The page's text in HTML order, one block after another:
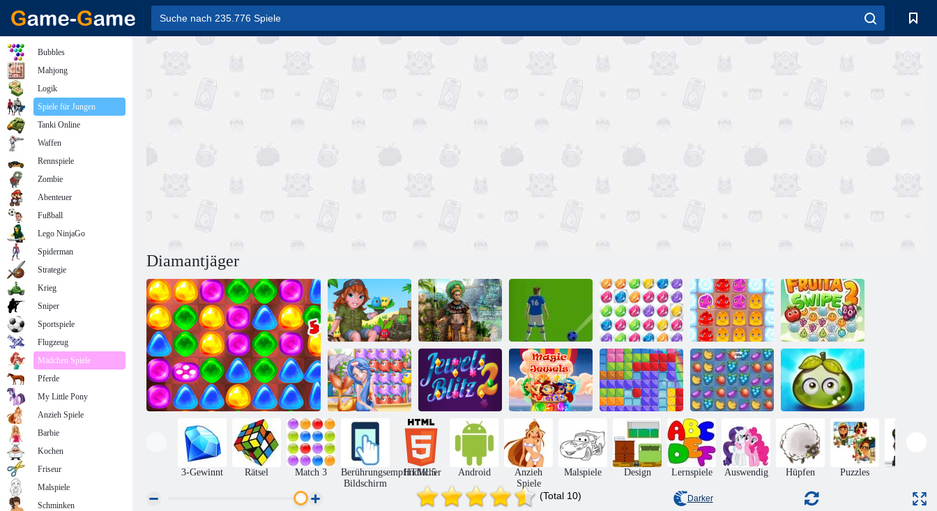
Diamantjäger
Tabby -Insel
Schätze von
Montezuma 2
Bubbles: der
Fußball
Juwelblasen 3 Puddingland 2 Fruita Swipe 2
Seemann Pop Juwelen Blitz 2
Magische
Juwelen
Gummiblöcke Fruita Crush
Abenteuer
saftigen Beeren
3-Gewinnt Rätsel Match 3
Berührungsempfindlicher
Bildschirm
HTML5 Android
Anzieh
Spiele
Malspiele Design Lernspiele Auswendig Hüpfen Puzzles
(Total 10) Darker
Bubbles
Mahjong
Logik
Spiele für Jungen
Tanki Online
Waffen
Rennspiele
Zombie
Abenteuer
Fußball
Lego NinjaGo
Spiderman
Strategie
Krieg
Sniper
Sportspiele
Flugzeug
Mädchen Spiele
Pferde
My Little Pony
Anzieh Spiele
Barbie
Kochen
Friseur
Malspiele
Schminken